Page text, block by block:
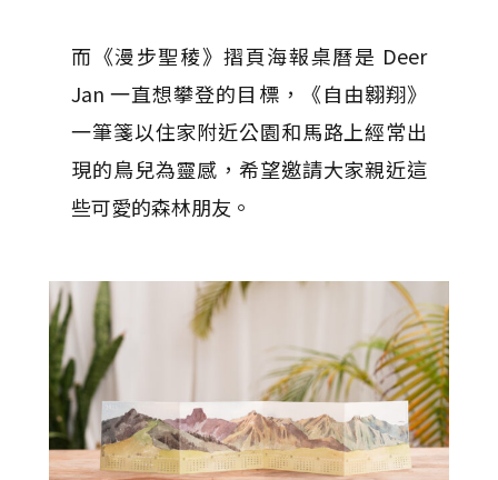
而《漫步聖稜》摺頁海報桌曆是 Deer
Jan 一直想攀登的目標，《自由翱翔》
一筆箋以住家附近公園和馬路上經常出
現的鳥兒為靈感，希望邀請大家親近這
些可愛的森林朋友。